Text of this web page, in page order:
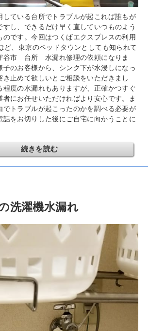
している台所でトラブルが起これば誰もが
すし、できるだけ早く直していつものよう
のです。今回はつくばエクスプレスの利用
ど、東京のベッドタウンとしても知られて
谷市 台所 水漏れ修理の依頼になりま
子のお客様から、シンク下が水浸しになっ
き止めて欲しいとご相談をいただきまし
程度の水漏れもありますが、正確かつすぐ
者にお任せいただければより安心です。ま
でトラブルが起こったのかを調べる必要が
話をお切りした後にご自宅に向かうことに
続きを読む
洗濯機水漏れ